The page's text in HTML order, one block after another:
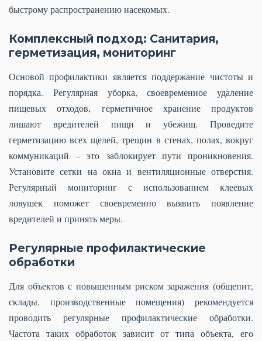
быстрому распространению насекомых.
Комплексный подход: Санитария,
герметизация, мониторинг
Основой профилактики является поддержание чистоты и
порядка. Регулярная уборка, своевременное удаление
пищевых отходов, герметичное хранение продуктов
лишают вредителей пищи и убежищ. Проведите
герметизацию всех щелей, трещин в стенах, полах, вокруг
коммуникаций – это заблокирует пути проникновения.
Установите сетки на окна и вентиляционные отверстия.
Регулярный мониторинг с использованием клеевых
ловушек поможет своевременно выявить появление
вредителей и принять меры.
Регулярные профилактические
обработки
Для объектов с повышенным риском заражения (общепит,
склады, производственные помещения) рекомендуется
проводить регулярные профилактические обработки.
Частота таких обработок зависит от типа объекта, его